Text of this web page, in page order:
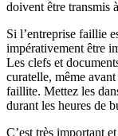
doivent être transmis
Si l’entreprise faillie
impérativement être
Les clefs et
curatelle, même
faillite. Mettez les
durant les heures de
C’est très important